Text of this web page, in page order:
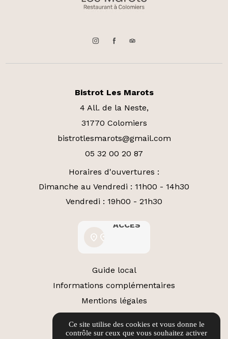
Bistrot Les Marots
4 All. de la Neste,
31770 Colomiers
bistrotlesmarots@gmail.com
05 32 00 20 87
Horaires d'ouvertures :
Dimanche au Vendredi : 11h00 - 14h30
Vendredi : 19h00 - 21h30
location_on location_on
ACCÈS
Guide local
Informations complémentaires
Mentions légales
Gestion des cookies
Ce site utilise des cookies et vous donne le
contrôle sur ceux que vous souhaitez activer